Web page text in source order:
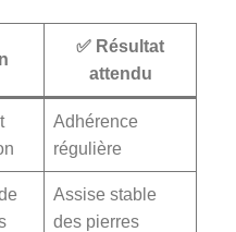
✅ Résultat
attendu
Adhérence
régulière
Assise stable
des pierres